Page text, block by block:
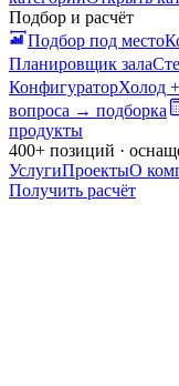
Подбор и расчёт
Подбор под место
Планировщик зала
КонфигураторХолод
вопроса → подборка
продукты
400+ позиций ·
УслугиПроектыО
Получить расчёт